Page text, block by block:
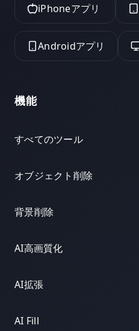
iPhoneアプリ
Androidアプリ
機能
すべてのツール
オブジェクト削除
背景削除
AI高画質化
AI拡張
AI Fill